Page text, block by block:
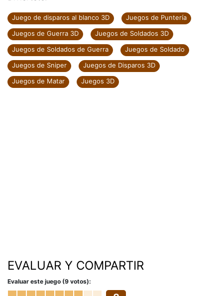
Juego de disparos al blanco 3D
Juegos de Puntería
Juegos de Guerra 3D
Juegos de Soldados 3D
Juegos de Soldados de Guerra
Juegos de Soldado
Juegos de Sniper
Juegos de Disparos 3D
Juegos de Matar
Juegos 3D
EVALUAR Y COMPARTIR
Evaluar este juego (9 votos):